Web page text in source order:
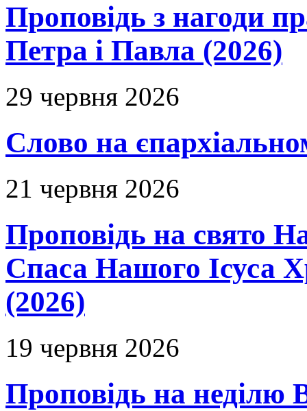
Проповідь з нагоди
Петра і Павла (2026)
29 червня 2026
Слово на
21 червня 2026
Проповідь на свято
Спаса Нашого Ісуса
(2026)
19 червня 2026
Проповідь на неділю